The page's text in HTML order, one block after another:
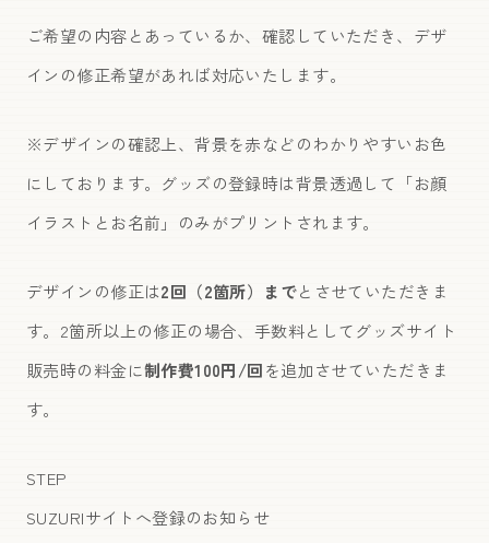
ご希望の内容とあっているか、確認していただき、デザ
インの修正希望があれば対応いたします。
※デザインの確認上、背景を赤などのわかりやすいお色
にしております。グッズの登録時は背景透過して「お顔
イラストとお名前」のみがプリントされます。
デザインの修正は2回（2箇所）までとさせていただきま
す。2箇所以上の修正の場合、手数料としてグッズサイト
販売時の料金に制作費100円/回を追加させていただきま
す。
STEP
SUZURIサイトへ登録のお知らせ